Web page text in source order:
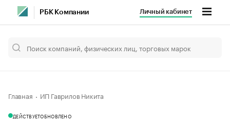
РБК Компании Личный кабинет
Главная ИП Гаврилов Никита
ДЕЙСТВУЕТОБНОВЛЕНО